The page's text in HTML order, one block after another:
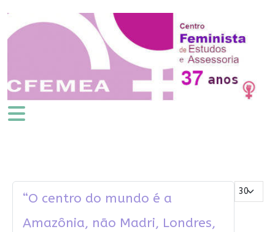
Mostrar #
“O centro do mundo é a
Amazônia, não Madri, Londres,